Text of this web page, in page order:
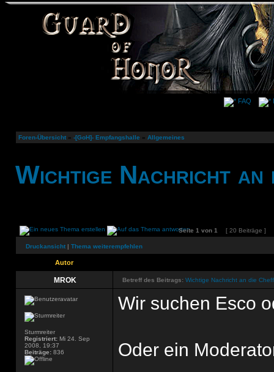
FAQ
Foren-Übersicht » -[GoH]- Empfangshalle » Allgemeines
Wichtige Nachricht an
Seite 1 von 1 [ 20 Beiträge ]
Druckansicht | Thema weiterempfehlen
Autor
MROK Betreff des Beitrags: Wichtige Nachricht an die
Sturmreiter
Registriert: Mi 24. Sep
2008, 19:37
Beiträge: 836
Wir suchen Esco
Oder ein